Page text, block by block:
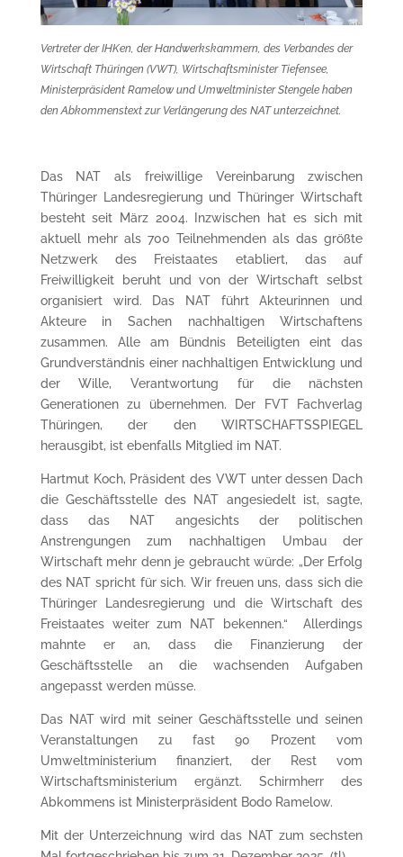
Vertreter der IHKen, der Handwerkskammern, des Verbandes der
Wirtschaft Thüringen (VWT), Wirtschaftsminister Tiefensee,
Ministerpräsident Ramelow und Umweltminister Stengele haben
den Abkommenstext zur Verlängerung des NAT unterzeichnet.
Das NAT als freiwillige Vereinbarung zwischen
Thüringer Landesregierung und Thüringer Wirtschaft
besteht seit März 2004. Inzwischen hat es sich mit
aktuell mehr als 700 Teilnehmenden als das größte
Netzwerk des Freistaates etabliert, das auf
Freiwilligkeit beruht und von der Wirtschaft selbst
organisiert wird. Das NAT führt Akteurinnen und
Akteure in Sachen nachhaltigen Wirtschaftens
zusammen. Alle am Bündnis Beteiligten eint das
Grundverständnis einer nachhaltigen Entwicklung und
der Wille, Verantwortung für die nächsten
Generationen zu übernehmen. Der FVT Fachverlag
Thüringen, der den WIRTSCHAFTSSPIEGEL
herausgibt, ist ebenfalls Mitglied im NAT.
Hartmut Koch, Präsident des VWT unter dessen Dach
die Geschäftsstelle des NAT angesiedelt ist, sagte,
dass das NAT angesichts der politischen
Anstrengungen zum nachhaltigen Umbau der
Wirtschaft mehr denn je gebraucht würde: „Der Erfolg
des NAT spricht für sich. Wir freuen uns, dass sich die
Thüringer Landesregierung und die Wirtschaft des
Freistaates weiter zum NAT bekennen.“ Allerdings
mahnte er an, dass die Finanzierung der
Geschäftsstelle an die wachsenden Aufgaben
angepasst werden müsse.
Das NAT wird mit seiner Geschäftsstelle und seinen
Veranstaltungen zu fast 90 Prozent vom
Umweltministerium finanziert, der Rest vom
Wirtschaftsministerium ergänzt. Schirmherr des
Abkommens ist Ministerpräsident Bodo Ramelow.
Mit der Unterzeichnung wird das NAT zum sechsten